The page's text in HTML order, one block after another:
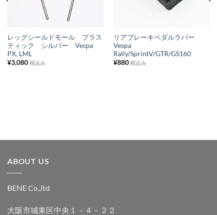
ス
ト
レッグシールドモール プラス
ティック シルバー Vespa
PX, LML
¥3,080 税込み
ス
リアブレーキペダルラバー
Vespa
Rally/SprintV/GTR/GS160
¥880 税込み
ABOUT US
BENE Co.,ltd
大阪市城東区中央１－４－２２